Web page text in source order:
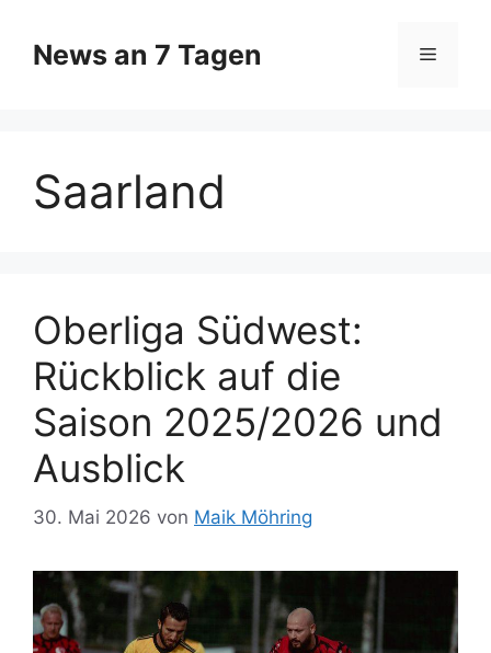
Inhalt
springen
News an 7 Tagen Menü
Saarland
Oberliga Südwest:
Rückblick auf die
Saison 2025/2026 und
Ausblick
30. Mai 2026 von Maik Möhring